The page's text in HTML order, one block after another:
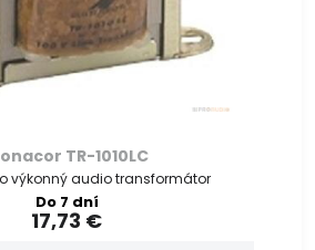
TR-1010LC
výkonný audio transformátor
Do 7 dní
17,73 €